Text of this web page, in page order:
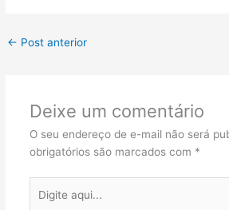
← Post anterior
Deixe um comentário
O seu endereço de e-mail não será
obrigatórios são marcados com *
aqui...